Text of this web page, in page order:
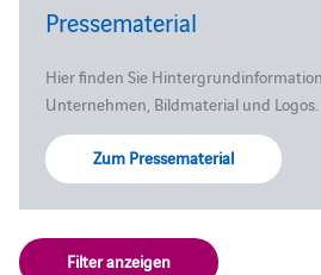
Pressematerial
Hier finden Sie
Unternehmen, Bildmaterial und Logos.
Zum Pressematerial
Filter anzeigen